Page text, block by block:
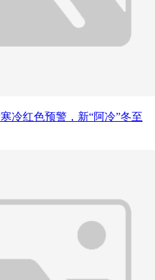
冷红色预警，新“阿冷”冬至